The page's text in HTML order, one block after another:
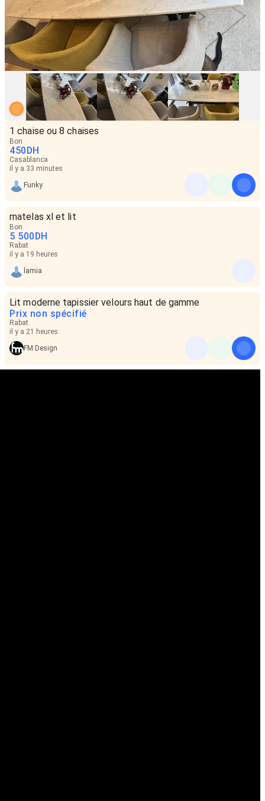
1 chaise ou 8 chaises
Bon
450DH
Casablanca
il y a 33 minutes
Funky
matelas xl et lit
Bon
5 500DH
Rabat
il y a 19 heures
lamia
Lit moderne tapissier velours haut de gamme
Prix non spécifié
Rabat
il y a 21 heures
FM Design